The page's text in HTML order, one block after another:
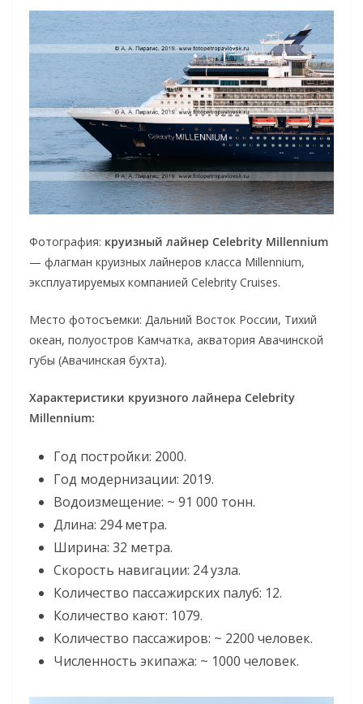
Фотография: круизный лайнер Celebrity Millennium
— флагман круизных лайнеров класса Millennium,
эксплуатируемых компанией Celebrity Cruises.
Место фотосъемки: Дальний Восток России, Тихий
океан, полуостров Камчатка, акватория Авачинской
губы (Авачинская бухта).
Характеристики круизного лайнера Celebrity
Millennium:
Год постройки: 2000.
Год модернизации: 2019.
Водоизмещение: ~ 91 000 тонн.
Длина: 294 метра.
Ширина: 32 метра.
Скорость навигации: 24 узла.
Количество пассажирских палуб: 12.
Количество кают: 1079.
Количество пассажиров: ~ 2200 человек.
Численность экипажа: ~ 1000 человек.